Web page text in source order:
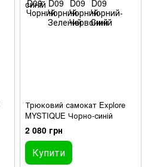
Трюковий самокат Explore
MYSTIQUE Чорно-синій
2 080 грн
Купити